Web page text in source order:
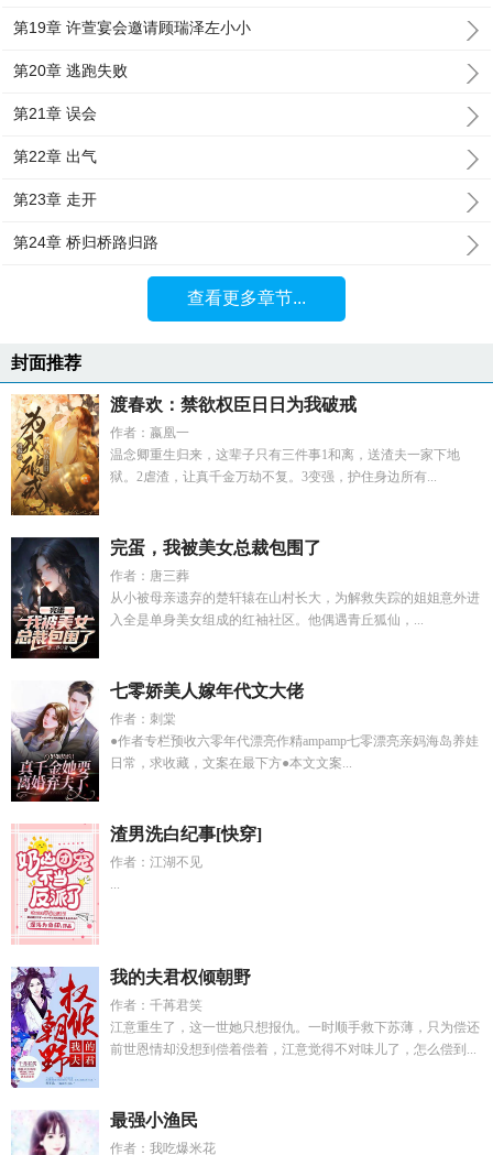
第19章 许萱宴会邀请顾瑞泽左小小
第20章 逃跑失败
第21章 误会
第22章 出气
第23章 走开
第24章 桥归桥路归路
查看更多章节...
封面推荐
渡春欢：禁欲权臣日日为我破戒
作者：嬴凰一
温念卿重生归来，这辈子只有三件事1和离，送渣夫一家下地
狱。2虐渣，让真千金万劫不复。3变强，护住身边所有...
完蛋，我被美女总裁包围了
作者：唐三葬
从小被母亲遗弃的楚轩辕在山村长大，为解救失踪的姐姐意外进
入全是单身美女组成的红袖社区。他偶遇青丘狐仙，...
七零娇美人嫁年代文大佬
作者：刺棠
●作者专栏预收六零年代漂亮作精ampamp七零漂亮亲妈海岛养娃
日常，求收藏，文案在最下方●本文文案...
渣男洗白纪事[快穿]
作者：江湖不见
...
我的夫君权倾朝野
作者：千苒君笑
江意重生了，这一世她只想报仇。一时顺手救下苏薄，只为偿还
前世恩情却没想到偿着偿着，江意觉得不对味儿了，怎么偿到...
最强小渔民
作者：我吃爆米花